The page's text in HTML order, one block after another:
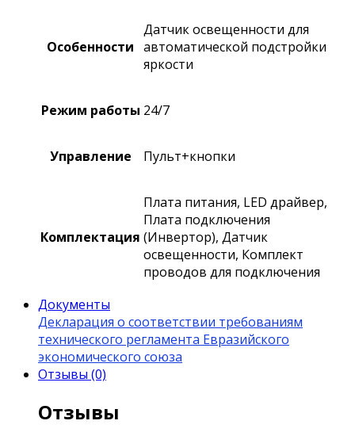
Особенности
Датчик освещенности для
автоматической подстройки
яркости
Режим работы 24/7
Управление Пульт+кнопки
Комплектация
Плата питания, LED драйвер,
Плата подключения
(Инвертор), Датчик
освещенности, Комплект
проводов для подключения
Документы
Декларация о соответствии требованиям
технического регламента Евразийского
экономического союза
Отзывы (0)
Отзывы